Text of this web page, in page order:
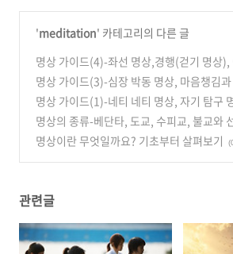
'meditation' 카테고리의 다른 글
명상 가이드(4)-좌선 명상,경행(걷기 명상),
붙이기 명상 방법
(0)
명상 가이드(3)-심장 박동 명상, 마음챙김
사나 명상 방법
(0)
명상 가이드(1)-네티 네티 명상, 자기 탐구
방법 (0)
명상의 종류-베단타, 도교, 수피교, 불교와
교, 요가
(0)
명상이란 무엇일까요? 기초부터 살펴보기
관련글